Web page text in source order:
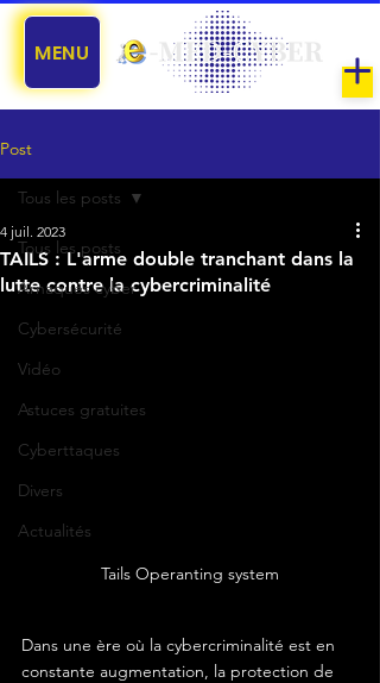
MENU
Post
Tous les posts
Arnaques cyber
Cybersécurité
Vidéo
Astuces gratuites
Cyberttaques
Divers
Actualités
Tous les posts
TAILS : L'arme double tranchant dans la
lutte contre la cybercriminalité
4 juil. 2023
Tails Operanting system
Dans une ère où la cybercriminalité est en
constante augmentation, la protection de